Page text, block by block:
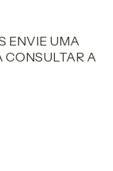
ENVIE UMA
CONSULTAR A